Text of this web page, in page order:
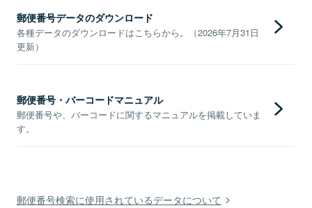
郵便番号データのダウンロード
各種データのダウンロードはこちらから。（2026年7月31日
更新）
郵便番号・バーコードマニュアル
郵便番号や、バーコードに関するマニュアルを掲載していま
す。
郵便番号検索に使用されているデータについて